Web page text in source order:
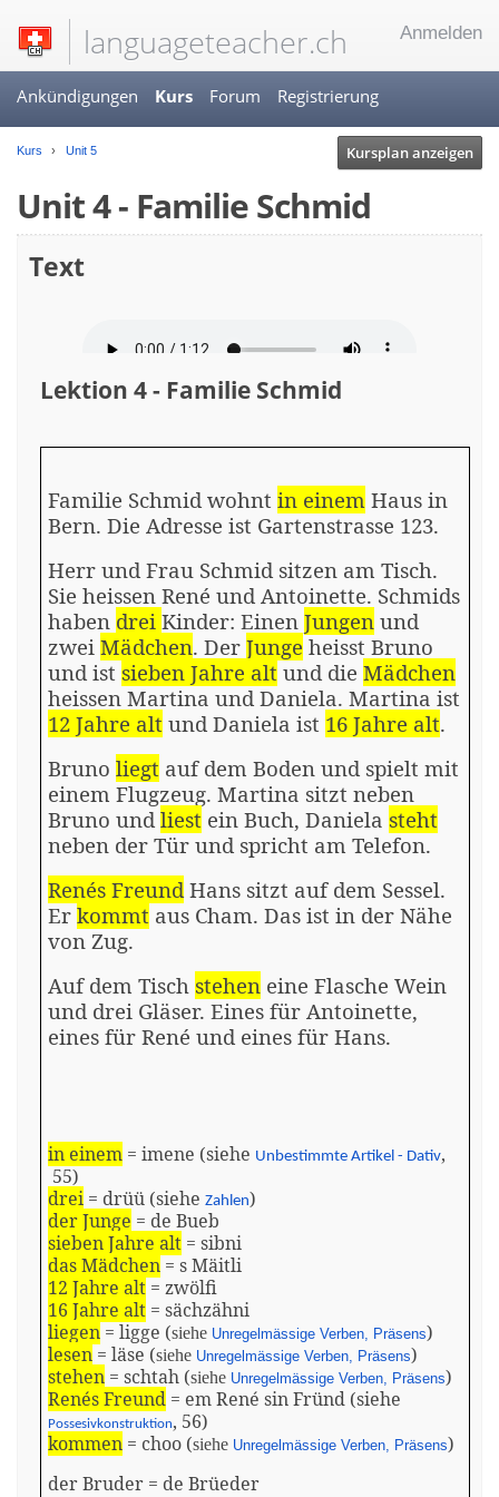
languageteacher.ch Anmelden
Ankündigungen Kurs Forum Registrierung
Kursplan anzeigen
Kurs Unit 5
Unit 4 - Familie Schmid
Text
Lektion 4 - Familie Schmid
Familie Schmid wohnt in einem Haus in
Bern. Die Adresse ist Gartenstrasse 123.
Herr und Frau Schmid sitzen am Tisch.
Sie heissen René und Antoinette. Schmids
haben drei Kinder: Einen Jungen und
zwei Mädchen. Der Junge heisst Bruno
und ist sieben Jahre alt und die Mädchen
heissen Martina und Daniela. Martina ist
12 Jahre alt und Daniela ist 16 Jahre alt.
Bruno liegt auf dem Boden und spielt mit
einem Flugzeug. Martina sitzt neben
Bruno und liest ein Buch, Daniela steht
neben der Tür und spricht am Telefon.
Renés Freund Hans sitzt auf dem Sessel.
Er kommt aus Cham. Das ist in der Nähe
von Zug.
Auf dem Tisch stehen eine Flasche Wein
und drei Gläser. Eines für Antoinette,
eines für René und eines für Hans.
in einem = imene (siehe Unbestimmte Artikel - Dativ,
55)
drei= drüü(siehe Zahlen)
der Junge = de Bueb
sieben Jahre alt= sibni
das Mädchen= sMäitli
12 Jahre alt= zwölfi
16 Jahre alt= sächzähni
liegen= ligge (siehe Unregelmässige Verben, Präsens)
lesen= läse (siehe Unregelmässige Verben, Präsens)
stehen= schtah(siehe Unregelmässige Verben, Präsens)
Renés Freund= emRené sinFründ(siehe
Possesivkonstruktion, 56)
kommen= choo(siehe Unregelmässige Verben, Präsens)
der Bruder = de Brüeder